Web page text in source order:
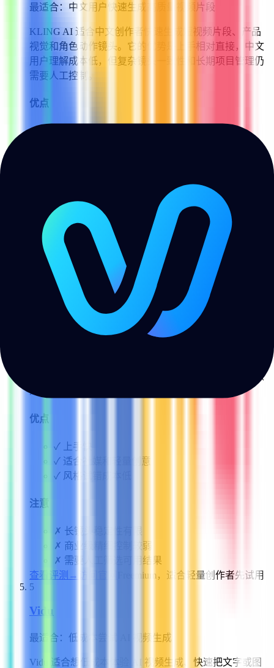
最适合： 中文用户快速生成高质量视频片段
KLING AI 适合中文创作者快速生成短视频片段、产品
视觉和角色动作镜头。它的优势是上手相对直接，中文
用户理解成本低，但复杂镜头一致性和长期项目管理仍
需要人工控制。
优点
复杂故事连续性仍不稳定
部分高级能力依赖额度和排队
商用前需要确认授权条款
查看评测
→ 访问官网
Freemium，重度生成需要关注额度
Pika.art
社媒创意和轻量视频特效
的优势是上手快、风格灵活，适合快速验证想法；缺点
是商业级镜头稳定性和精细控制不如 RunwayML。
优点
✓
上手快
✓ 适合社媒和轻量创意
✓ 风格试错成本低
注意
✗ 长镜头稳定性有限
✗ 商业级精细控制较弱
✗ 需要人工筛选可用结果
查看评测 →
Freemium，适合轻量创作者先试用
5
Vidu
最适合： 低成本尝试 AI 视频生成
Vidu 适合想低成本体验 AI 视频生成、快速把文字或图